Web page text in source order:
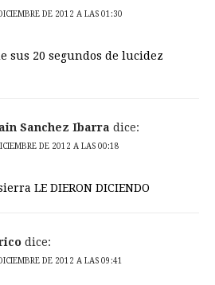
DE 2012 A LAS 01:30
sus 20 segundos de lucidez
Sanchez Ibarra dice:
DE 2012 A LAS 00:18
LE DIERON DICIENDO
dice:
DE 2012 A LAS 09:41